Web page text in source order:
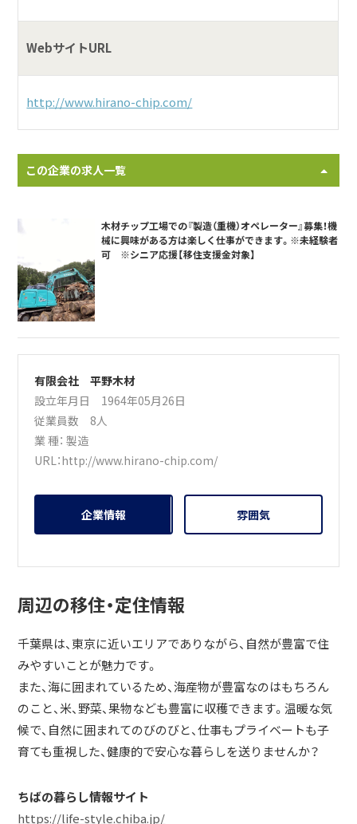
WebサイトURL
http://www.hirano-chip.com/
この企業の求人一覧
木材チップ工場での『製造（重機）オペレーター』募集！機
械に興味がある方は楽しく仕事ができます。※未経験者
可 ※シニア応援【移住支援金対象】
有限会社 平野木材
設立年月日 1964年05月26日
従業員数 8人
業 種：製造
URL：http://www.hirano-chip.com/
企業情報 雰囲気
周辺の移住・定住情報
千葉県は、東京に近いエリアでありながら、自然が豊富で住
みやすいことが魅力です。
また、海に囲まれているため、海産物が豊富なのはもちろん
のこと、米、野菜、果物なども豊富に収穫できます。温暖な気
候で、自然に囲まれてのびのびと、仕事もプライベートも子
育ても重視した、健康的で安心な暮らしを送りませんか？
ちばの暮らし情報サイト
https://life-style.chiba.jp/